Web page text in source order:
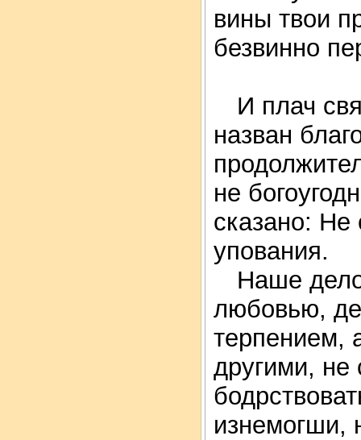
вины твои
безвинно
И плач
назван
не
сказано:
упования.
Наше
любовью,
терпением,
другими, не
изнемогши,